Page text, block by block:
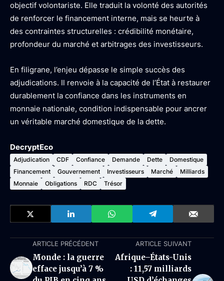
objectif volontariste. Elle traduit la volonté des autorités
de renforcer le financement interne, mais se heurte à
des contraintes structurelles : crédibilité monétaire,
profondeur du marché et arbitrages des investisseurs.
En filigrane, l’enjeu dépasse le simple succès des
adjudications. Il renvoie à la capacité de l’État à restaurer
durablement la confiance dans les instruments en
monnaie nationale, condition indispensable pour ancrer
un véritable marché domestique de la dette.
DecryptEco
Adjudication CDF Confiance Demande Dette
Domestique
Financement
Gouvernement Investisseurs Marché
Milliards
Monnaie
Obligations RDC Trésor
ARTICLE PRÉCÉDENT
Monde : la guerre
efface jusqu’à 7 %
ARTICLE SUIVANT
Afrique–États-Unis
: 11,57 milliards